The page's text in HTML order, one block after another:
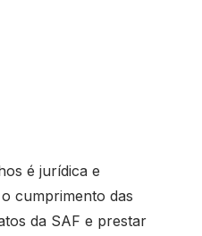
é jurídica e
cumprimento das
da SAF e prestar